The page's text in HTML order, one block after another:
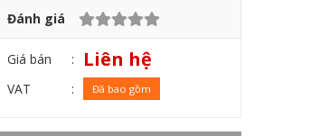
Đánh giá
Giá bán Liên hệ
VAT Đã bao gồm